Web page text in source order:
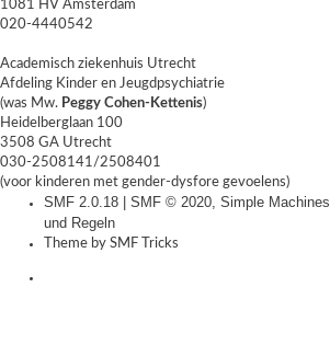
1081 HV Amsterdam
020-4440542
Academisch ziekenhuis Utrecht
Afdeling Kinder en Jeugdpsychiatrie
(was Mw. Peggy Cohen-Kettenis)
Heidelberglaan 100
3508 GA Utrecht
030-2508141/2508401
(voor kinderen met gender-dysfore gevoelens)
SMF 2.0.18 SMF © 2020 Simple Machines
und Regeln
Theme by SMF Tricks